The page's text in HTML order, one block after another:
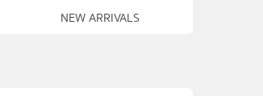
NEW ARRIVALS